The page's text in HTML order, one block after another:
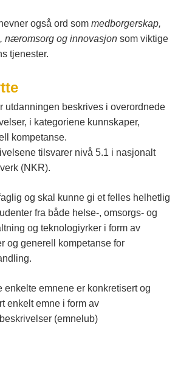
også ord som medborgerskap,
næromsorg og innovasjon som viktige
tjenester.
utdanningen beskrives i overordnede
i kategoriene kunnskaper,
kompetanse.
tilsvarer nivå 5.1 i nasjonalt
(NKR).
og skal kunne gi et felles helhetlig
fra både helse-, omsorgs- og
og teknologiyrker i form av
og generell kompetanse for
enkelte emnene er konkretisert og
enkelt emne i form av
(emnelub)